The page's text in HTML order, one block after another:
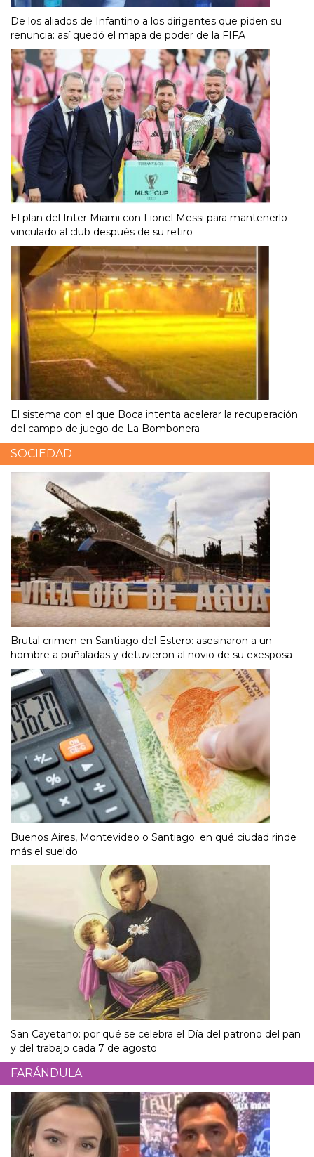
De los aliados de Infantino a los dirigentes que piden su
renuncia: así quedó el mapa de poder de la FIFA
El plan del Inter Miami con Lionel Messi para mantenerlo
vinculado al club después de su retiro
El sistema con el que Boca intenta acelerar la recuperación
del campo de juego de La Bombonera
SOCIEDAD
Brutal crimen en Santiago del Estero: asesinaron a un
hombre a puñaladas y detuvieron al novio de su exesposa
Buenos Aires, Montevideo o Santiago: en qué ciudad rinde
más el sueldo
San Cayetano: por qué se celebra el Día del patrono del pan
y del trabajo cada 7 de agosto
FARÁNDULA